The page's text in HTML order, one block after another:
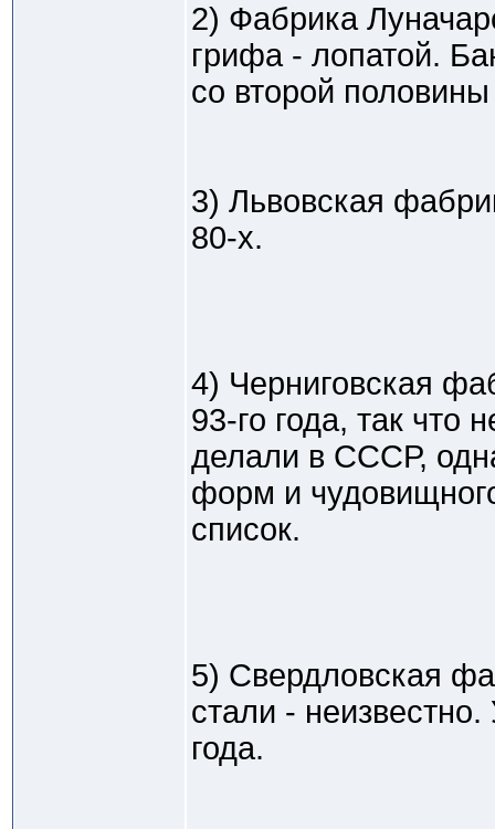
2) Фабрика
грифа - лопатой.
со второй
3) Львовская
80-х.
4) Черниговская
93-го года, так что
делали в СССР,
форм и
список.
5) Свердловская
стали -
года.